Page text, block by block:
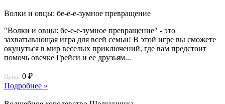
Волки и овцы: бе-е-е-зумное превращение
"Волки и овцы: бе-е-е-зумное превращение" - это
захватывающая игра для всей семьи! В этой игре вы сможете
окунуться в мир веселых приключений, где вам предстоит
помочь овечке Грейси и ее друзьям...
Цена: 0 ₽
Подробнее »